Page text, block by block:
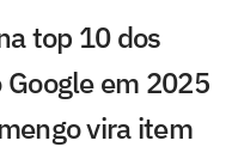
top 10 dos
em 2025
vira item